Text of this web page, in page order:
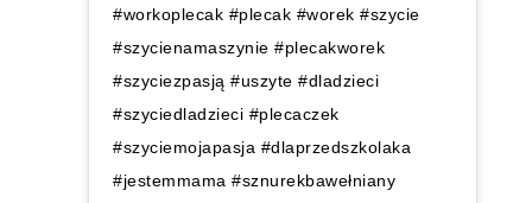
#workoplecak #plecak #worek #szycie
#szycienamaszynie #plecakworek
#szyciezpasją #uszyte #dladzieci
#szyciedladzieci #plecaczek
#szyciemojapasja #dlaprzedszkolaka
#jestemmama #sznurekbawełniany